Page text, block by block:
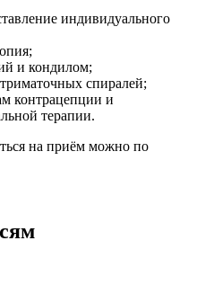
индивидуального
и кондилом;
спиралей;
контрацепции и
терапии.
на приём можно по